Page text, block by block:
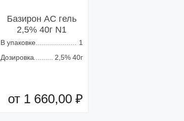
Базирон АС гель
2,5% 40г N1
В упаковке
1
Дозировка
2,5% 40г
от 1 660,00 ₽